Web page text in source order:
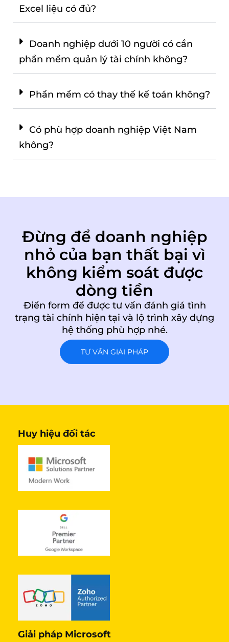
Excel liệu có đủ?
Doanh nghiệp dưới 10 người có cần
phần mềm quản lý tài chính không?
Phần mềm có thay thế kế toán không?
Có phù hợp doanh nghiệp Việt Nam
không?
Đừng để doanh nghiệp
nhỏ của bạn thất bại vì
không kiểm soát được
dòng tiền
Điền form để được tư vấn đánh giá tình
trạng tài chính hiện tại và lộ trình xây dựng
hệ thống phù hợp nhé.
TƯ VẤN GIẢI PHÁP
Huy hiệu đối tác
Giải pháp Microsoft